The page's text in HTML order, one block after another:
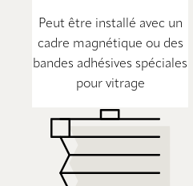
Peut être installé avec un
cadre magnétique ou des
bandes adhésives spéciales
pour vitrage